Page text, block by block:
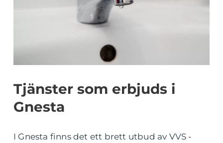
Tjänster som erbjuds i
Gnesta
I Gnesta finns det ett brett utbud av VVS -